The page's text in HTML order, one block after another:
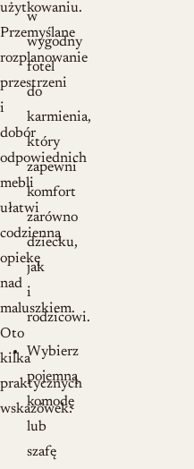
użytkowaniu.
Przemyślane
rozplanowanie
przestrzeni
i
dobór
odpowiednich
mebli
ułatwi
codzienną
opiekę
nad
maluszkiem.
Oto
kilka
praktycznych
wskazówek:
w
wygodny
fotel
do
karmienia,
który
zapewni
komfort
zarówno
dziecku,
jak
i
rodzicowi.
Wybierz
pojemną
komodę
lub
szafę